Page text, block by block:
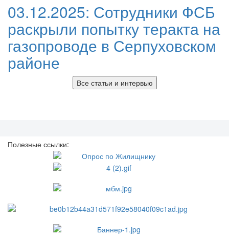
03.12.2025: Сотрудники ФСБ
раскрыли попытку теракта на
газопроводе в Серпуховском
районе
Все статьи и интервью
Полезные ссылки: